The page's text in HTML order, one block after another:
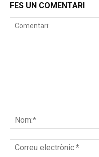
FES UN COMENTARI